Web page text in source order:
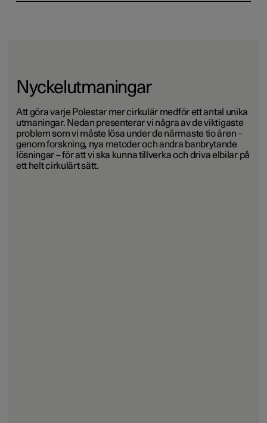
Nyckelutmaningar
Att göra varje Polestar mer cirkulär medför ett antal unika
utmaningar. Nedan presenterar vi några av de viktigaste
problem som vi måste lösa under de närmaste tio åren –
genom forskning, nya metoder och andra banbrytande
lösningar – för att vi ska kunna tillverka och driva elbilar på
ett helt cirkulärt sätt.